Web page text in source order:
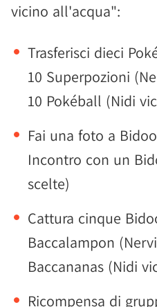
vicino all'acqua":
Trasferisci dieci
10 Superpozioni
10 Pokéball (Nidi
Fai una foto a
Incontro con un
scelte)
Cattura cinque
Baccalampon
Baccananas (Nidi
Ricompensa di